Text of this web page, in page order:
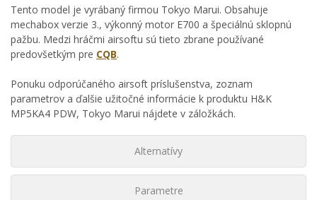
Tento model je vyrábaný firmou Tokyo Marui. Obsahuje
mechabox verzie 3., výkonný motor E700 a špeciálnú sklopnú
pažbu. Medzi hráčmi airsoftu sú tieto zbrane používané
predovšetkým pre CQB.
Ponuku odporúčaného airsoft príslušenstva, zoznam
parametrov a ďalšie užitočné informácie k produktu H&K
MP5KA4 PDW, Tokyo Marui nájdete v záložkách.
Alternatívy
Parametre